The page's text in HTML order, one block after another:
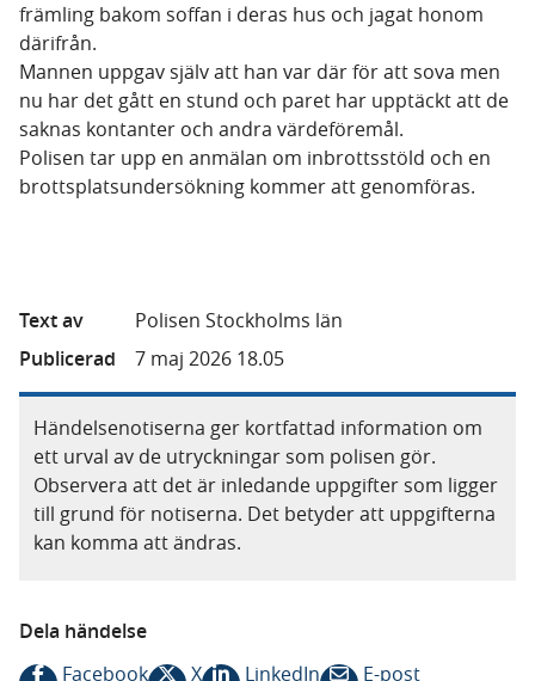
främling bakom soffan i deras hus och jagat honom
därifrån.
Mannen uppgav själv att han var där för att sova men
nu har det gått en stund och paret har upptäckt att de
saknas kontanter och andra värdeföremål.
Polisen tar upp en anmälan om inbrottsstöld och en
brottsplatsundersökning kommer att genomföras.
Text av
Polisen Stockholms län
Publicerad
7 maj 2026 18.05
Händelsenotiserna ger kortfattad information om
ett urval av de utryckningar som polisen gör.
Observera att det är inledande uppgifter som ligger
till grund för notiserna. Det betyder att uppgifterna
kan komma att ändras.
Dela händelse
Facebook
X LinkedIn E-post